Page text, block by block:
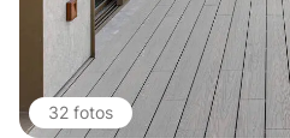
32 fotos